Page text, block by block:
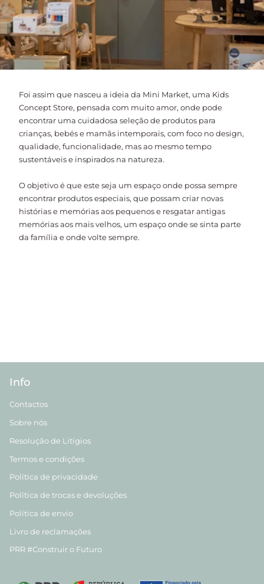
Foi assim que nasceu a ideia da Mini Market, uma Kids
Concept Store, pensada com muito amor, onde pode
encontrar uma cuidadosa seleção de produtos para
crianças, bebés e mamãs intemporais, com foco no design,
qualidade, funcionalidade, mas ao mesmo tempo
sustentáveis e inspirados na natureza.
O objetivo é que este seja um espaço onde possa sempre
encontrar produtos especiais, que possam criar novas
histórias e memórias aos pequenos e resgatar antigas
memórias aos mais velhos, um espaço onde se sinta parte
da família e onde volte sempre.
Info
Contactos
Sobre nós
Resolução de Litígios
Termos e condições
Política de privacidade
Política de trocas e devoluções
Política de envio
Livro de reclamações
PRR #Construir o Futuro